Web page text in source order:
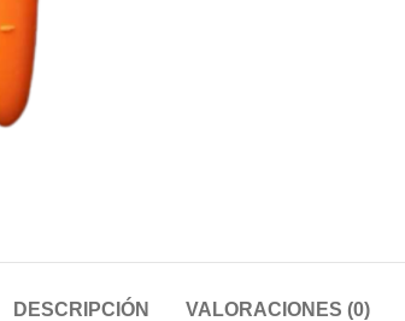
DESCRIPCIÓN VALORACIONES (0)